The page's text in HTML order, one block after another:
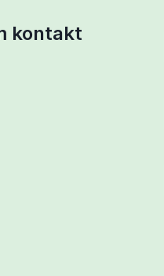
kontakt